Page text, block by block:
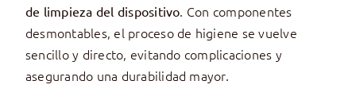
de limpieza del dispositivo. Con componentes
desmontables, el proceso de higiene se vuelve
sencillo y directo, evitando complicaciones y
asegurando una durabilidad mayor.